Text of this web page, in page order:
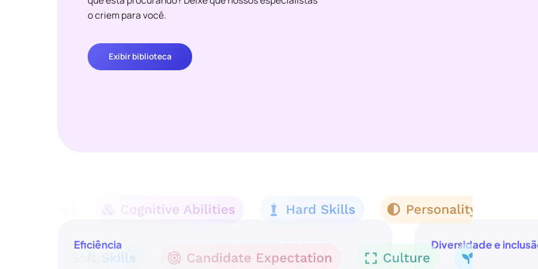
o criem para você.
Exibir biblioteca
Eficiência Diversidade e